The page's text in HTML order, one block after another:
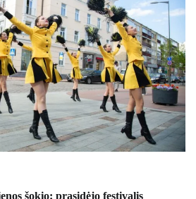
šokio: prasidėjo festivalis